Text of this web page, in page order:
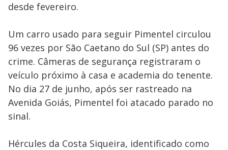
desde fevereiro.
Um carro usado para seguir Pimentel circulou
96 vezes por São Caetano do Sul (SP) antes do
crime. Câmeras de segurança registraram o
veículo próximo à casa e academia do tenente.
No dia 27 de junho, após ser rastreado na
Avenida Goiás, Pimentel foi atacado parado no
sinal.
Hércules da Costa Siqueira, identificado como